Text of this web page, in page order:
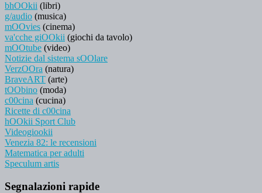
bhOOkii (libri)
g/audio (musica)
mOOvies (cinema)
va'cche giOOkii (giochi da tavolo)
mOOtube (video)
Notizie dal sistema sOOlare
VerzOOra (natura)
BraveART (arte)
tOObino (moda)
c00cina (cucina)
Ricette di c00cina
hOOkii Sport Club
Videogiookii
Venezia 82: le recensioni
Matematica per adulti
Speculum artis
Segnalazioni rapide